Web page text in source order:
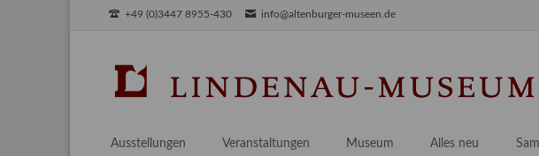
+49 (0)3447 8955-430 info@altenburger-museen.de
Ausstellungen Veranstaltungen Museum Alles neu